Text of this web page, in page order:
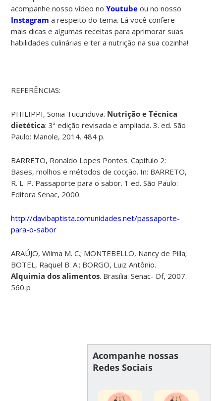
acompanhe nosso vídeo no Youtube ou no nosso
Instagram a respeito do tema. Lá você confere
mais dicas e algumas receitas para aprimorar suas
habilidades culinárias e ter a nutrição na sua cozinha!
REFERÊNCIAS:
PHILIPPI, Sonia Tucunduva. Nutrição e Técnica
dietética: 3ª edição revisada e ampliada. 3. ed. São
Paulo: Manole, 2014. 484 p.
BARRETO, Ronaldo Lopes Pontes. Capítulo 2:
Bases, molhos e métodos de cocção. In: BARRETO,
R. L. P. Passaporte para o sabor. 1 ed. São Paulo:
Editora Senac, 2000.
http://davibaptista.comunidades.net/passaporte-
para-o-sabor
ARAÚJO, Wilma M. C.; MONTEBELLO, Nancy de Pilla;
BOTEL, Raquel B. A.; BORGO, Luiz Antônio.
Alquimia dos alimentos. Brasília: Senac- Df, 2007.
560 p
Acompanhe nossas
Redes Sociais